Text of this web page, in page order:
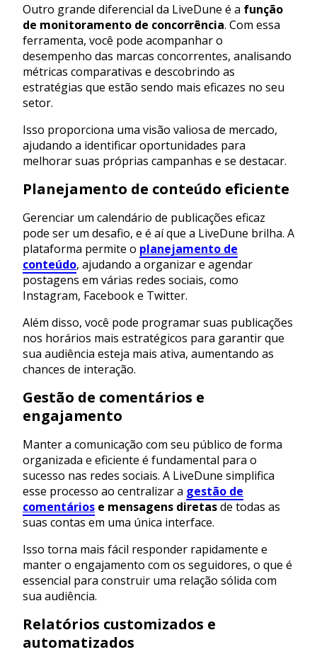
Outro grande diferencial da LiveDune é a função
de monitoramento de concorrência. Com essa
ferramenta, você pode acompanhar o
desempenho das marcas concorrentes, analisando
métricas comparativas e descobrindo as
estratégias que estão sendo mais eficazes no seu
setor.
Isso proporciona uma visão valiosa de mercado,
ajudando a identificar oportunidades para
melhorar suas próprias campanhas e se destacar.
Planejamento de conteúdo eficiente
Gerenciar um calendário de publicações eficaz
pode ser um desafio, e é aí que a LiveDune brilha. A
plataforma permite o planejamento de
conteúdo, ajudando a organizar e agendar
postagens em várias redes sociais, como
Instagram, Facebook e Twitter.
Além disso, você pode programar suas publicações
nos horários mais estratégicos para garantir que
sua audiência esteja mais ativa, aumentando as
chances de interação.
Gestão de comentários e
engajamento
Manter a comunicação com seu público de forma
organizada e eficiente é fundamental para o
sucesso nas redes sociais. A LiveDune simplifica
esse processo ao centralizar a gestão de
comentários e mensagens diretasde todas as
suas contas em uma única interface.
Isso torna mais fácil responder rapidamente e
manter o engajamento com os seguidores, o que é
essencial para construir uma relação sólida com
sua audiência.
Relatórios customizados e
automatizados